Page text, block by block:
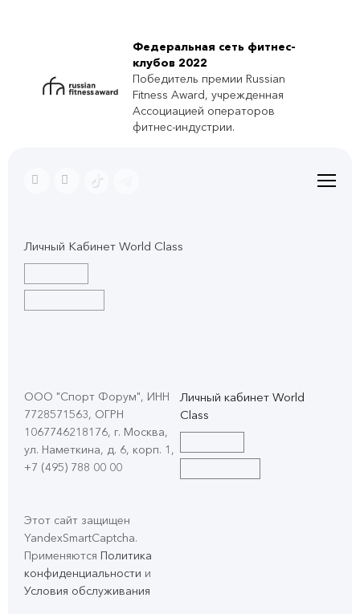
Федеральная сеть фитнес-
клубов 2022
Победитель премии Russian
Fitness Award, учрежденная
Ассоциацией операторов
фитнес-индустрии.
Личный Кабинет World Class
ООО "Спорт Форум", ИНН
7728571563, ОГРН
1067746218176, г. Москва,
ул. Наметкина, д. 6, корп. 1 ,
+7 (495) 788 00 00
Этот сайт защищен
YandexSmartCaptcha.
Применяются Политика
конфиденциальности и
Условия обслуживания
Личный кабинет World
Class